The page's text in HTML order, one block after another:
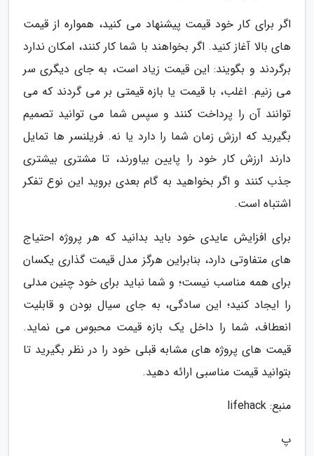
اگر برای کار خود قیمت پیشنهاد می کنید، همواره از قیمت
های بالا آغاز کنید. اگر بخواهند با شما کار کنند، امکان ندارد
برگردند و بگویند: این قیمت زیاد است، به جای دیگری سر
می زنیم. اغلب، با قیمت یا بازه قیمتی بر می گردند که می
توانند آن را پرداخت کنند و سپس شما می توانید تصمیم
بگیرید که ارزش زمان شما را دارد یا نه. فریلنسر ها تمایل
دارند ارزش کار خود را پایین بیاورند، تا مشتری بیشتری
جذب کنند و اگر بخواهید به گام بعدی بروید این نوع تفکر
اشتباه است.
برای افزایش عایدی خود باید بدانید که هر پروژه احتیاج
های متفاوتی دارد، بنابراین هرگز مدل قیمت گذاری یکسان
برای همه مناسب نیست؛ و شما نباید برای خود چنین مدلی
را ایجاد کنید؛ این سادگی، به جای سیال بودن و قابلیت
انعطاف، شما را داخل یک بازه قیمت محبوس می نماید.
قیمت های پروژه های مشابه قبلی خود را در نظر بگیرید تا
بتوانید قیمت مناسبی ارائه دهید.
منبع: lifehack
پ